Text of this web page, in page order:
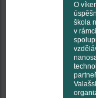
O
škola
v